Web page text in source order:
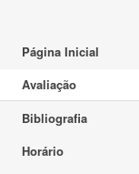
Página Inicial
Avaliação
Bibliografia
Horário